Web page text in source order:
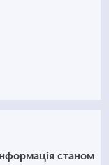
станом